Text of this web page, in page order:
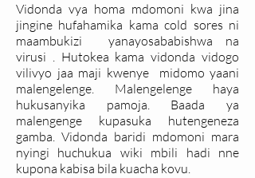
Vidonda vya homa mdomoni kwa jina
jingine hufahamika kama cold sores ni
maambukizi yanayosababishwa na
virusi . Hutokea kama vidonda vidogo
vilivyo jaa maji kwenye midomo yaani
malengelenge. Malengelenge haya
hukusanyika pamoja. Baada ya
malengenge kupasuka hutengeneza
gamba. Vidonda baridi mdomoni mara
nyingi huchukua wiki mbili hadi nne
kupona kabisa bila kuacha kovu.